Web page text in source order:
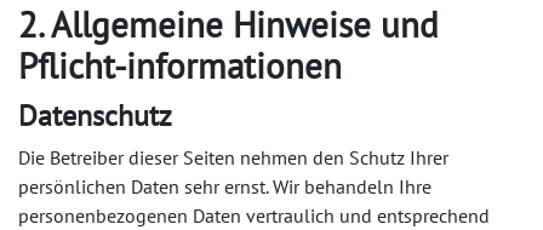
2. Allgemeine Hinweise und
Pflicht-informationen
Datenschutz
Die Betreiber dieser Seiten nehmen den Schutz Ihrer
persönlichen Daten sehr ernst. Wir behandeln Ihre
personenbezogenen Daten vertraulich und entsprechend